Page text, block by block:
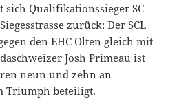
Qualifikationssieger SC
zurück: Der SCL
den EHC Olten gleich mit
Josh Primeau ist
neun und zehn an
Triumph beteiligt.